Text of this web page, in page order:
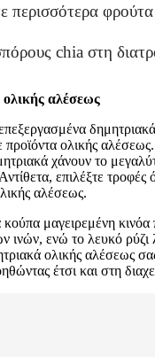
περισσότερα φρούτα
chia στη
ολικής αλέσεως
προϊόντα ολικής
χάνουν το
επιλέξτε τροφές
αλέσεως.
κούπα μαγειρεμένη
ινών, ενώ το λευκό ρύζι
ολικής αλέσεως
έτσι και στη